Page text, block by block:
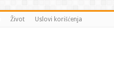
Život Uslovi korišćenja